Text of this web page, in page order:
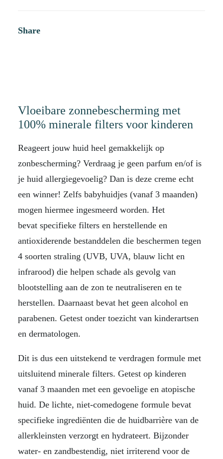
Share
Vloeibare zonnebescherming met
100% minerale filters voor kinderen
Reageert jouw huid heel gemakkelijk op
zonbescherming? Verdraag je geen parfum en/of is
je huid allergiegevoelig? Dan is deze creme echt
een winner! Zelfs babyhuidjes (vanaf 3 maanden)
mogen hiermee ingesmeerd worden. Het
bevat specifieke filters en herstellende en
antioxiderende bestanddelen die beschermen tegen
4 soorten straling (UVB, UVA, blauw licht en
infrarood) die helpen schade als gevolg van
blootstelling aan de zon te neutraliseren en te
herstellen. Daarnaast bevat het geen alcohol en
parabenen. Getest onder toezicht van kinderartsen
en dermatologen.
Dit is dus een uitstekend te verdragen formule met
uitsluitend minerale filters. Getest op kinderen
vanaf 3 maanden met een gevoelige en atopische
huid. De lichte, niet-comedogene formule bevat
specifieke ingrediënten die de huidbarrière van de
allerkleinsten verzorgt en hydrateert. Bijzonder
water- en zandbestendig, niet irriterend voor de